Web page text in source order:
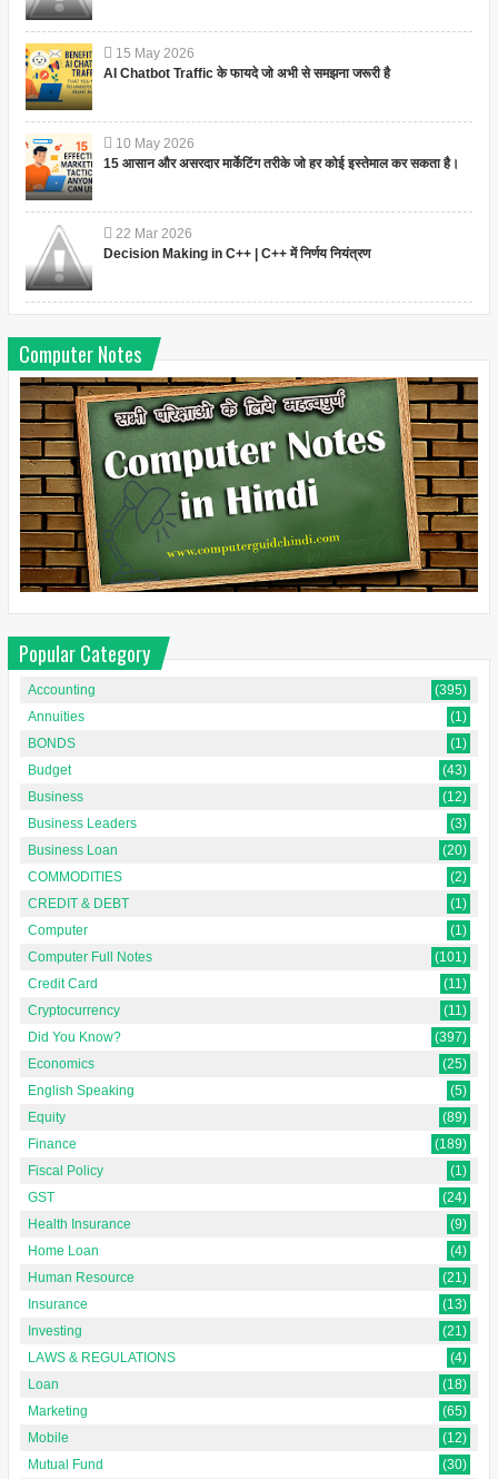
15 May 2026
AI Chatbot Traffic के फायदे जो अभी से समझना जरूरी है
10 May 2026
15 आसान और असरदार मार्केटिंग तरीके जो हर कोई इस्तेमाल कर सकता है।
22 Mar 2026
Decision Making in C++ | C++ में निर्णय नियंत्रण
Computer Notes
Popular Category
Accounting
(395)
Annuities
(1)
BONDS
(1)
Budget
(43)
Business
(12)
Business Leaders
(3)
Business Loan
(20)
COMMODITIES
(2)
CREDIT & DEBT
(1)
Computer
(1)
Computer Full Notes
(101)
Credit Card
(11)
Cryptocurrency
(11)
Did You Know?
(397)
Economics
(25)
English Speaking
(5)
Equity
(89)
Finance
(189)
Fiscal Policy
(1)
GST
(24)
Health Insurance
(9)
Home Loan
(4)
Human Resource
(21)
Insurance
(13)
Investing
(21)
LAWS & REGULATIONS
(4)
Loan
(18)
Marketing
(65)
Mobile
(12)
Mutual Fund
(30)